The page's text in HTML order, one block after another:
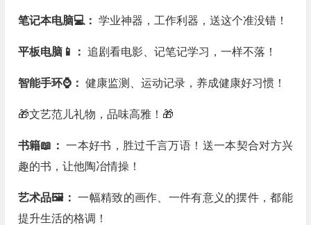
笔记本电脑💻： 学业神器，工作利器，送这个准没错！
平板电脑📱： 追剧看电影、记笔记学习，一样不落！
智能手环⌚️： 健康监测、运动记录，养成健康好习惯！
🎁文艺范儿礼物，品味高雅！🎁
书籍📖：一本好书，胜过千言万语！送一本契合对方兴
趣的书，让他陶冶情操！
艺术品🖼️：一幅精致的画作、一件有意义的摆件，都能
提升生活的格调！